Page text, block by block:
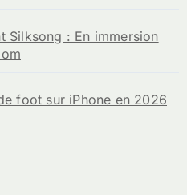
Silksong : En immersion
foot sur iPhone en 2026